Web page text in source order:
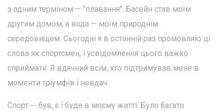
з одним терміном — "плавання". Басейн став моїм
другим домом, а вода — моїм природнім
середовищем. Сьогодні я в останній раз промовляю ці
слова як спортсмен, і усвідомлення цього важко
сприймати. Я вдячний всім, хто підтримував мене в
моменти тріумфів і невдач.
Спорт -- був, є і буде в моєму житті. Було багато